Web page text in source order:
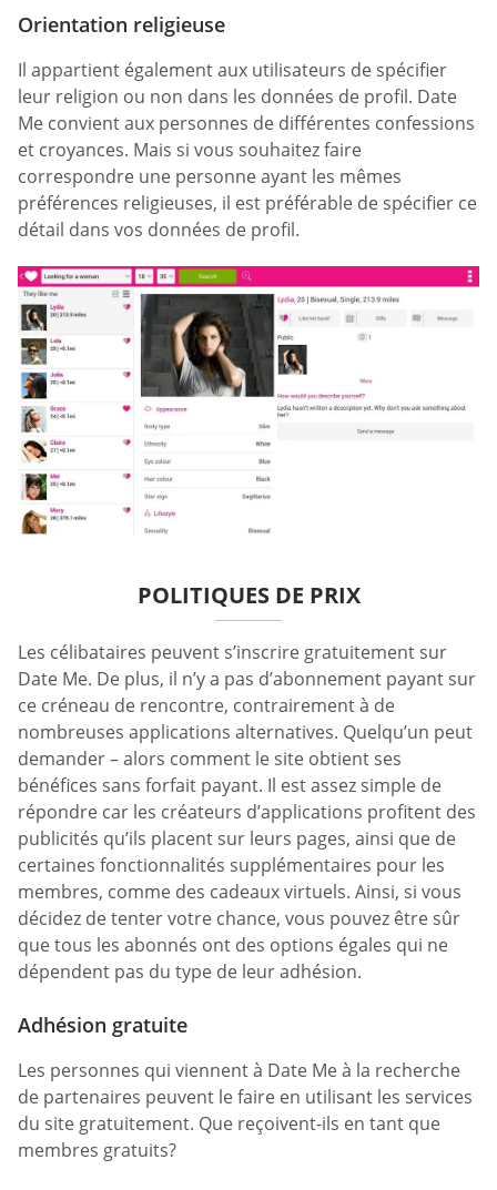
Orientation religieuse
Il appartient également aux utilisateurs de spécifier
leur religion ou non dans les données de profil. Date
Me convient aux personnes de différentes confessions
et croyances. Mais si vous souhaitez faire
correspondre une personne ayant les mêmes
préférences religieuses, il est préférable de spécifier ce
détail dans vos données de profil.
POLITIQUES DE PRIX
Les célibataires peuvent s’inscrire gratuitement sur
Date Me. De plus, il n’y a pas d’abonnement payant sur
ce créneau de rencontre, contrairement à de
nombreuses applications alternatives. Quelqu’un peut
demander – alors comment le site obtient ses
bénéfices sans forfait payant. Il est assez simple de
répondre car les créateurs d’applications profitent des
publicités qu’ils placent sur leurs pages, ainsi que de
certaines fonctionnalités supplémentaires pour les
membres, comme des cadeaux virtuels. Ainsi, si vous
décidez de tenter votre chance, vous pouvez être sûr
que tous les abonnés ont des options égales qui ne
dépendent pas du type de leur adhésion.
Adhésion gratuite
Les personnes qui viennent à Date Me à la recherche
de partenaires peuvent le faire en utilisant les services
du site gratuitement. Que reçoivent-ils en tant que
membres gratuits?